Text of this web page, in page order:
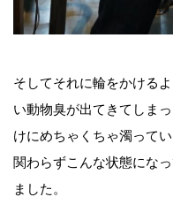
そしてそれに輪をかける
い動物臭が出てきてしま
けにめちゃくちゃ濁って
関わらずこんな状態にな
ました。